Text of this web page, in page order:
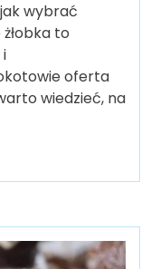
wybrać
to
i
oferta
wiedzieć, na